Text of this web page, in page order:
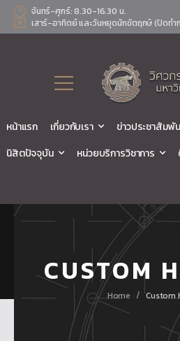
จันทร์-ศุกร์: 8.30-16.30 น.
เสาร์-อาทิตย์ และวันหยุดนักขัตฤกษ์ (ปิดทำ
หน้าแรก เกี่ยวกับเรา ข่าวประชาสัมพั
นิสิตปัจจุบัน
หน่วยบริการวิชาการ
CUSTOM
Home / Custom